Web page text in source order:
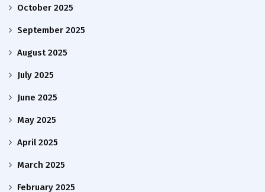
October 2025
September 2025
August 2025
July 2025
June 2025
May 2025
April 2025
March 2025
February 2025